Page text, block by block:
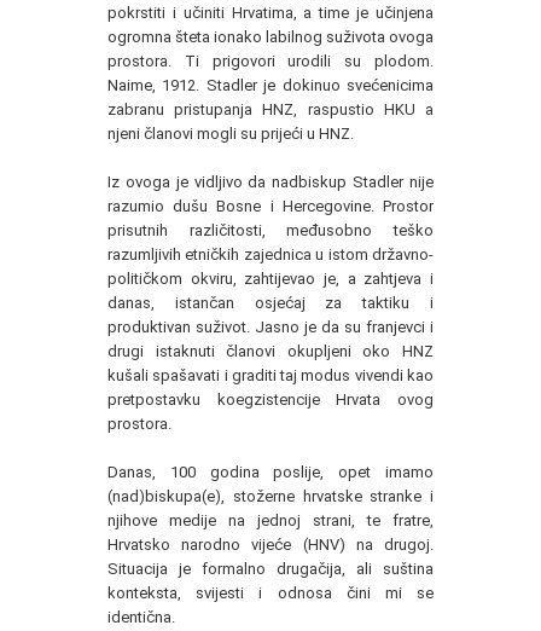
pokrstiti i učiniti Hrvatima, a time je učinjena
ogromna šteta ionako labilnog suživota ovoga
prostora. Ti prigovori urodili su plodom.
Naime, 1912. Stadler je dokinuo svećenicima
zabranu pristupanja HNZ, raspustio HKU a
njeni članovi mogli su prijeći u HNZ.
Iz ovoga je vidljivo da nadbiskup Stadler nije
razumio dušu Bosne i Hercegovine. Prostor
prisutnih različitosti, međusobno teško
razumljivih etničkih zajednica u istom državno-
političkom okviru, zahtijevao je, a zahtjeva i
danas, istančan osjećaj za taktiku i
produktivan suživot. Jasno je da su franjevci i
drugi istaknuti članovi okupljeni oko HNZ
kušali spašavati i graditi taj modus vivendi kao
pretpostavku koegzistencije Hrvata ovog
prostora.
Danas, 100 godina poslije, opet imamo
(nad)biskupa(e), stožerne hrvatske stranke i
njihove medije na jednoj strani, te fratre,
Hrvatsko narodno vijeće (HNV) na drugoj.
Situacija je formalno drugačija, ali suština
konteksta, svijesti i odnosa čini mi se
identična.